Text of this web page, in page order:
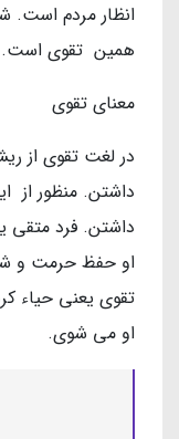
انظار مردم است.
همین تقوی است.
معنای تقوی
در لغت تقوی از
داشتن. منظور از
داشتن. فرد
او حفظ حرمت و
تقوی یعنی حیاء
او می شوی.